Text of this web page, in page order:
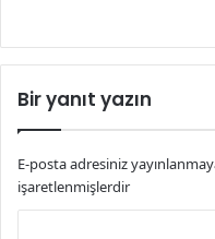
Bir yanıt yazın
E-posta adresiniz
işaretlenmişlerdir